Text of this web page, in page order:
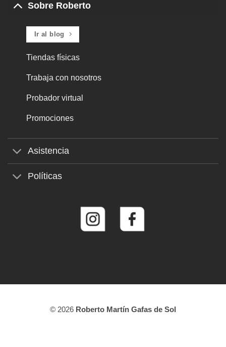
Sobre Roberto
Ir al blog
Tiendas físicas
Trabaja con nosotros
Probador virtual
Promociones
Asistencia
Políticas
© 2026 Roberto Martín Gafas de Sol